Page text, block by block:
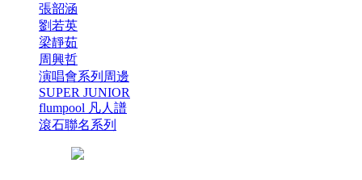
張韶涵
劉若英
梁靜茹
周興哲
演唱會系列周邊
SUPER JUNIOR
flumpool 凡人譜
滾石聯名系列